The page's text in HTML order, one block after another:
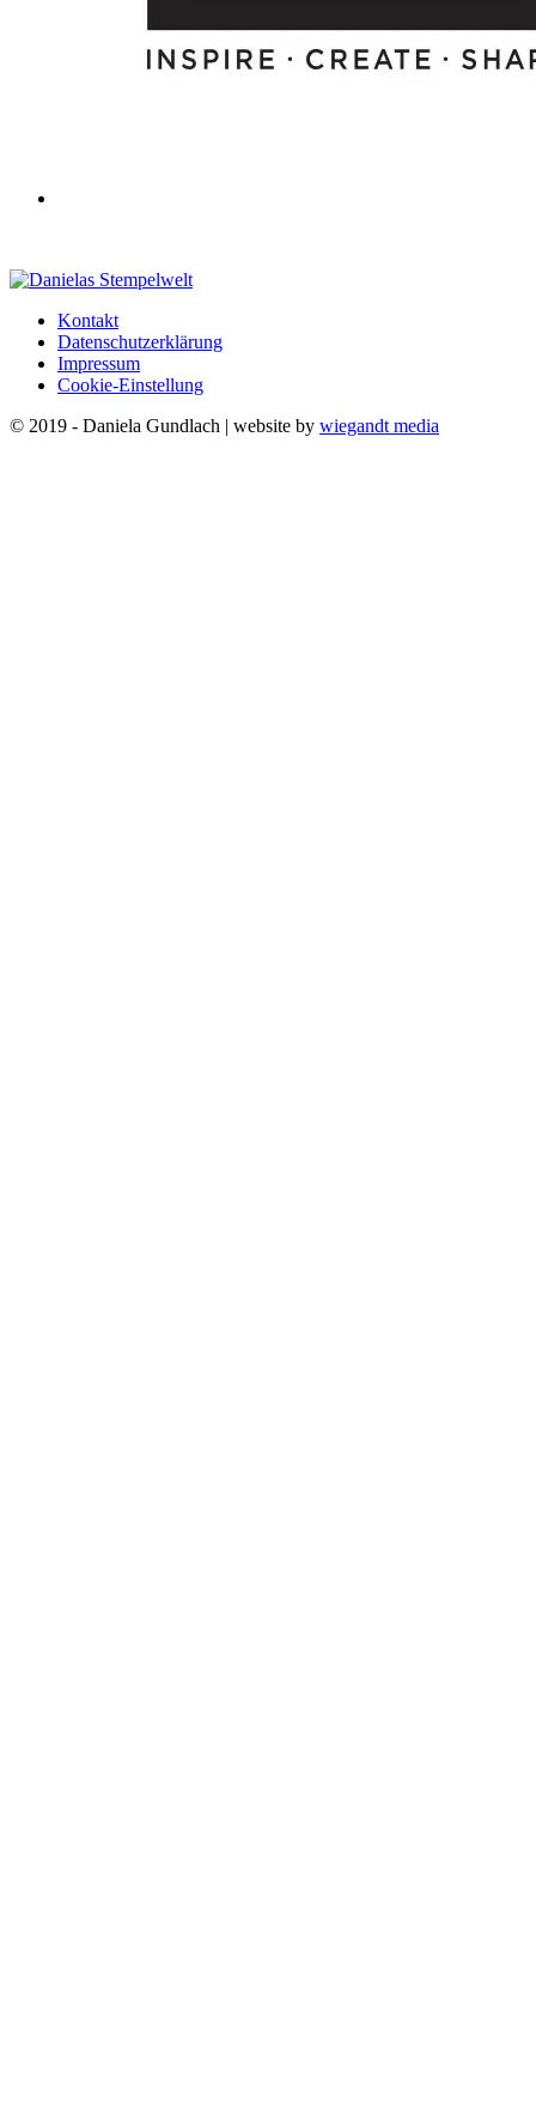
Kontakt
Datenschutzerklärung
Impressum
Cookie-Einstellung
© 2019 - Daniela Gundlach | website by wiegandt media